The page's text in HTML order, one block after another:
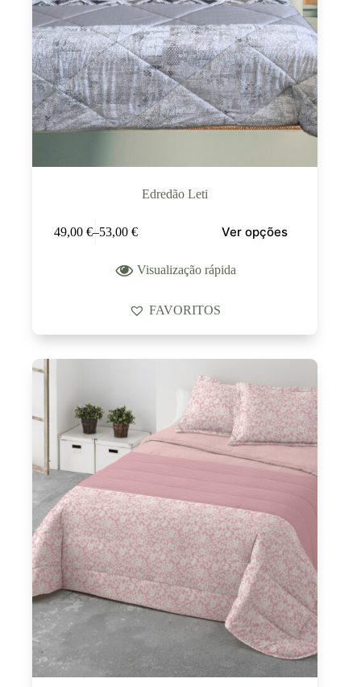
Edredão Leti
49,00 €–53,00 € Ver opções
Visualização rápida
FAVORITOS